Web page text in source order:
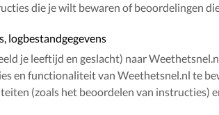
die je wilt bewaren of beoordelingen
logbestandgegevens
je leeftijd en geslacht) naar
en functionaliteit van Weethetsnel.nl te
(zoals het beoordelen van instructies)